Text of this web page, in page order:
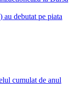
debutat pe piata
cumulat de anul